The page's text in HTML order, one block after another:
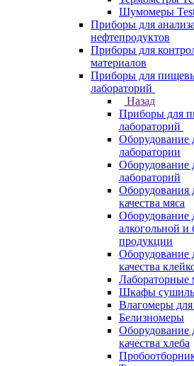
Шумомеры
Приборы для
нефтепродуктов
Приборы для
материалов
Приборы для
лабораторий
Назад
Приборы для
лабораторий
Оборудование
лаборатории
Оборудование
лабораторий
Оборудования
качества мяса
Оборудование
алкогольной и
продукции
Оборудование
качества
Лабораторные
Шкафы
Влагомеры для
Белизномеры
Оборудование
качества хлеба